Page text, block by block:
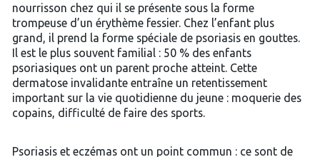
nourrisson chez qui il se présente sous la forme
trompeuse d’un érythème fessier. Chez l’enfant plus
grand, il prend la forme spéciale de psoriasis en gouttes.
Il est le plus souvent familial : 50 % des enfants
psoriasiques ont un parent proche atteint. Cette
dermatose invalidante entraîne un retentissement
important sur la vie quotidienne du jeune : moquerie des
copains, difficulté de faire des sports.
Psoriasis et eczémas ont un point commun : ce sont de